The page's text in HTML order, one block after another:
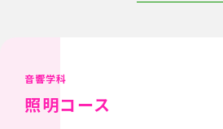
音響学科
照明コース